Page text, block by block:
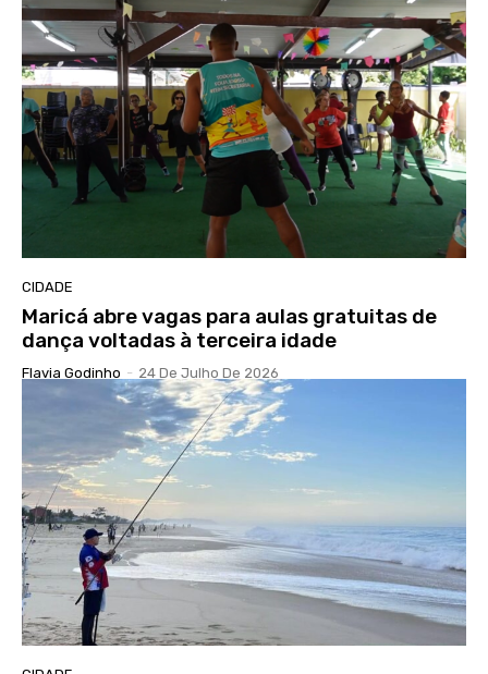
CIDADE
Maricá abre vagas para aulas gratuitas de
dança voltadas à terceira idade
Flavia Godinho - 24 De Julho De 2026